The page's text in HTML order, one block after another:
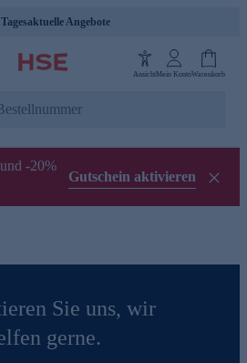
Tagesaktuelle Angebote
AnsichtMein KontoWarenkorb
-20%
Gutschein aktivieren
Sie uns, wir
gerne.